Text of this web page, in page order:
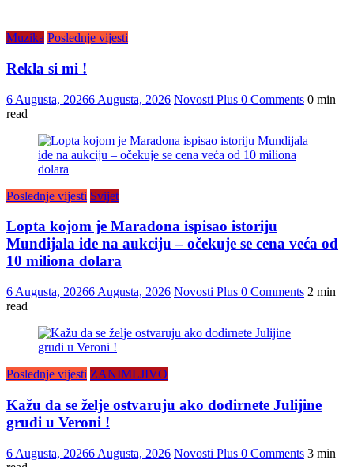
Muzika Poslednje vijesti
Rekla si mi !
6 Augusta, 20266 Augusta, 2026 Novosti Plus 0 Comments 0 min
read
Poslednje vijesti Svijet
Lopta kojom je Maradona ispisao istoriju
Mundijala ide na aukciju – očekuje se cena veća od
10 miliona dolara
6 Augusta, 20266 Augusta, 2026 Novosti Plus 0 Comments 2 min
read
Poslednje vijesti ZANIMLJIVO
Kažu da se želje ostvaruju ako dodirnete Julijine
grudi u Veroni !
6 Augusta, 20266 Augusta, 2026 Novosti Plus 0 Comments 3 min